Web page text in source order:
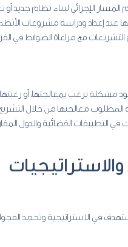
الإجرائي لبناء نظام جديد أو
على الضوابط المطلوب مُراعاتها عند إعداد ودراسة
مع مراعاة الضوابط في
مشكلة ترغب بمعالجتها، أو
معالجتها من خلال
في التطبيقات القضائية والدول
في الاستراتيجية وتحديد